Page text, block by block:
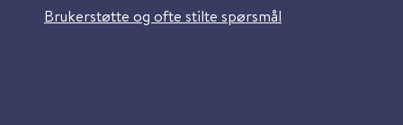
Brukerstøtte og ofte stilte spørsmål